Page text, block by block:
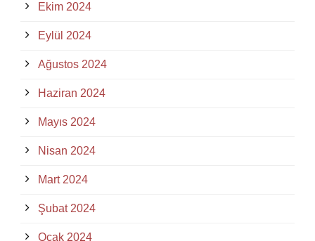
Ekim 2024
Eylül 2024
Ağustos 2024
Haziran 2024
Mayıs 2024
Nisan 2024
Mart 2024
Şubat 2024
Ocak 2024